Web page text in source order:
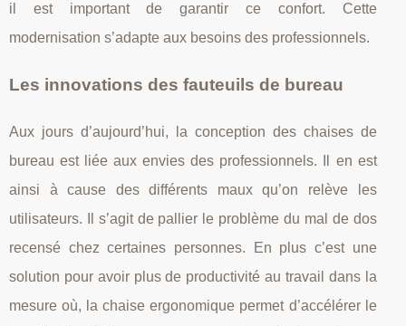
il est important de garantir ce confort. Cette
modernisation s’adapte aux besoins des professionnels.
Les innovations des fauteuils de bureau
Aux jours d’aujourd’hui, la conception des chaises de
bureau est liée aux envies des professionnels. Il en est
ainsi à cause des différents maux qu’on relève les
utilisateurs. Il s’agit de pallier le problème du mal de dos
recensé chez certaines personnes. En plus c’est une
solution pour avoir plus de productivité au travail dans la
mesure où, la chaise ergonomique permet d’accélérer le